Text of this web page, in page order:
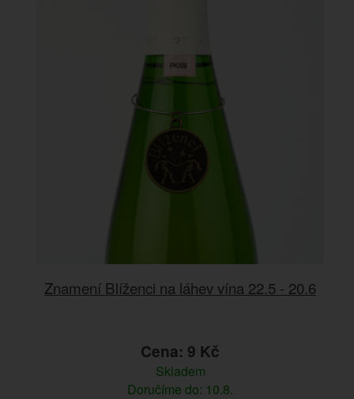
Znamení Blíženci na láhev vína 22.5 - 20.6
Cena: 9 Kč
Skladem
Doručíme do: 10.8.